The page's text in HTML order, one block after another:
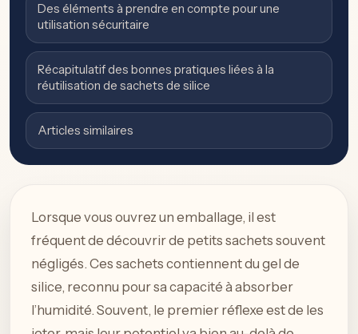
Des éléments à prendre en compte pour une
utilisation sécuritaire
Récapitulatif des bonnes pratiques liées à la
réutilisation de sachets de silice
Articles similaires
Lorsque vous ouvrez un emballage, il est
fréquent de découvrir de petits sachets souvent
négligés. Ces sachets contiennent du gel de
silice, reconnu pour sa capacité à absorber
l’humidité. Souvent, le premier réflexe est de les